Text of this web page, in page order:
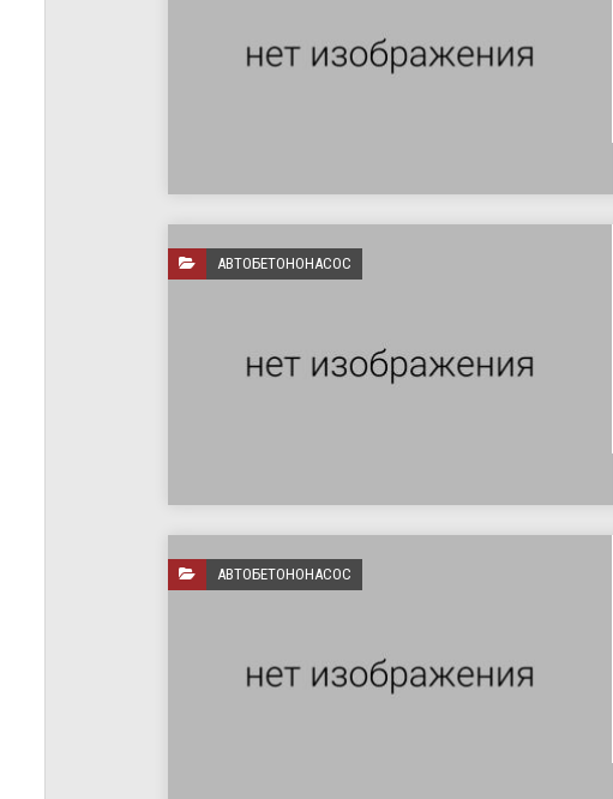
АВТОБЕТОНОНАСОС
АВТОБЕТОНОНАСОС